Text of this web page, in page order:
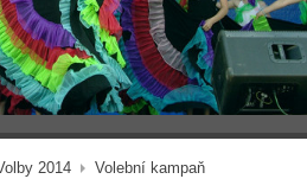
2014
Volební kampaň